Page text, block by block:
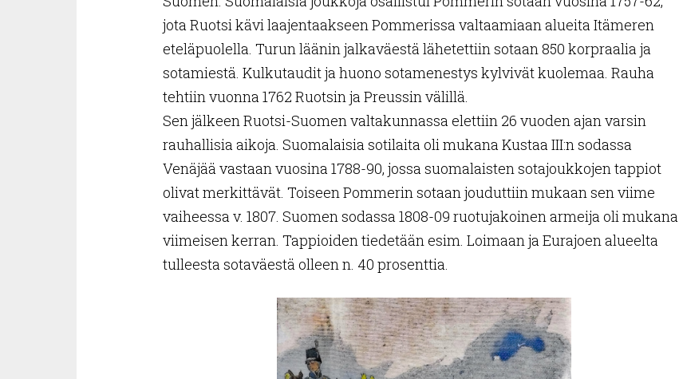
jota Ruotsi kävi laajentaakseen Pommerissa valtaamiaan alueita Itämeren
eteläpuolella. Turun läänin jalkaväestä lähetettiin sotaan 850 korpraalia ja
sotamiestä. Kulkutaudit ja huono sotamenestys kylvivät kuolemaa. Rauha
tehtiin vuonna 1762 Ruotsin ja Preussin välillä.
Sen jälkeen Ruotsi-Suomen valtakunnassa elettiin 26 vuoden ajan varsin
rauhallisia aikoja. Suomalaisia sotilaita oli mukana Kustaa III:n sodassa
Venäjää vastaan vuosina 1788-90, jossa suomalaisten sotajoukkojen tappiot
olivat merkittävät. Toiseen Pommerin sotaan jouduttiin mukaan sen viime
vaiheessa v. 1807. Suomen sodassa 1808-09 ruotujakoinen armeija oli mukana
viimeisen kerran. Tappioiden tiedetään esim. Loimaan ja Eurajoen alueelta
tulleesta sotaväestä olleen n. 40 prosenttia.